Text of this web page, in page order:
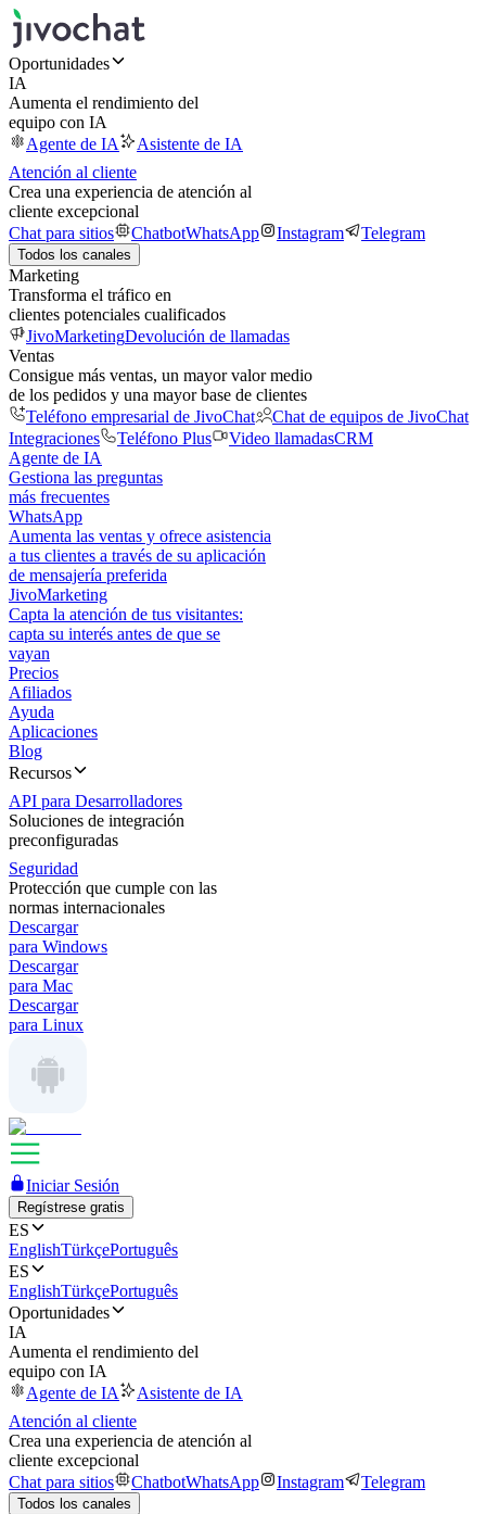
Oportunidades
IA
Aumenta el rendimiento del
equipo con IA
Agente de IA
Asistente de IA
Atención al cliente
Crea una experiencia de atención al
cliente excepcional
Chat para sitios
ChatbotWhatsApp Instagram Telegram
Todos los canales
Marketing
Transforma el tráfico en
clientes potenciales cualificados
JivoMarketingDevolución de llamadas
Ventas
Consigue más ventas, un mayor valor medio
de los pedidos y una mayor base de clientes
Teléfono empresarial de JivoChat
Chat de equipos de JivoChat
Integraciones
Teléfono Plus Video llamadasCRM
Agente de IA
Gestiona las preguntas
más frecuentes
WhatsApp
Aumenta las ventas y ofrece asistencia
a tus clientes a través de su aplicación
de mensajería preferida
JivoMarketing
Capta la atención de tus visitantes:
capta su interés antes de que se
vayan
Precios
Afiliados
Ayuda
Aplicaciones
Blog
Recursos
API para Desarrolladores
Soluciones de integración
preconfiguradas
Seguridad
Protección que cumple con las
normas internacionales
Descargar
para Windows
Descargar
para Mac
Descargar
para Linux
Iniciar Sesión
Regístrese gratis
ES
EnglishTürkçePortuguês
ES
EnglishTürkçePortuguês
Oportunidades
IA
Aumenta el rendimiento del
equipo con IA
Agente de IA
Asistente de IA
Atención al cliente
Crea una experiencia de atención al
cliente excepcional
Chat para sitios
ChatbotWhatsApp Instagram Telegram
Todos los canales